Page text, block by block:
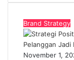
Brand Strategy
November 1,